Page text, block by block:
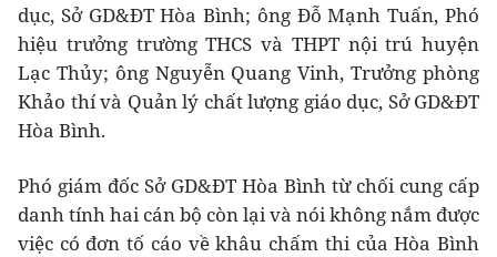
dục, Sở GD&ĐT Hòa Bình; ông Đỗ Mạnh Tuấn, Phó
hiệu trưởng trường THCS và THPT nội trú huyện
Lạc Thủy; ông Nguyễn Quang Vinh, Trưởng phòng
Khảo thí và Quản lý chất lượng giáo dục, Sở GD&ĐT
Hòa Bình.
Phó giám đốc Sở GD&ĐT Hòa Bình từ chối cung cấp
danh tính hai cán bộ còn lại và nói không nắm được
việc có đơn tố cáo về khâu chấm thi của Hòa Bình